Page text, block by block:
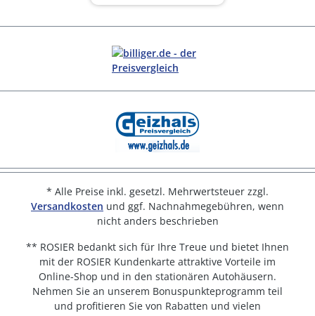
* Alle Preise inkl. gesetzl. Mehrwertsteuer zzgl.
Versandkosten und ggf. Nachnahmegebühren, wenn
nicht anders beschrieben
** ROSIER bedankt sich für Ihre Treue und bietet Ihnen
mit der ROSIER Kundenkarte attraktive Vorteile im
Online-Shop und in den stationären Autohäusern.
Nehmen Sie an unserem Bonuspunkteprogramm teil
und profitieren Sie von Rabatten und vielen